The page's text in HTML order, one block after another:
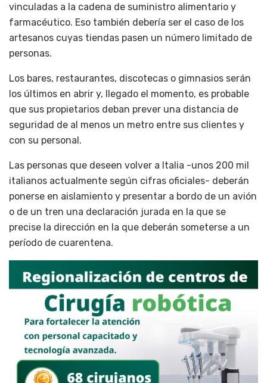
vinculadas a la cadena de suministro alimentario y
farmacéutico. Eso también debería ser el caso de los
artesanos cuyas tiendas pasen un número limitado de
personas.
Los bares, restaurantes, discotecas o gimnasios serán
los últimos en abrir y, llegado el momento, es probable
que sus propietarios deban prever una distancia de
seguridad de al menos un metro entre sus clientes y
con su personal.
Las personas que deseen volver a Italia -unos 200 mil
italianos actualmente según cifras oficiales- deberán
ponerse en aislamiento y presentar a bordo de un avión
o de un tren una declaración jurada en la que se
precise la dirección en la que deberán someterse a un
período de cuarentena.